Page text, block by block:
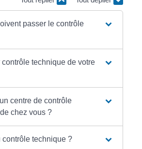
passer le contrôle
technique de votre
centre de contrôle
chez vous ?
contrôle technique ?